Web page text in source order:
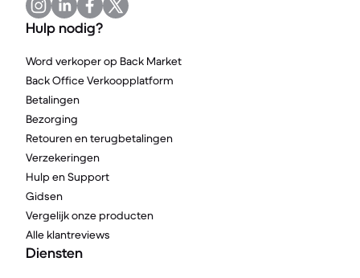
Hulp nodig?
Word verkoper op Back Market
Back Office Verkoopplatform
Betalingen
Bezorging
Retouren en terugbetalingen
Verzekeringen
Hulp en Support
Gidsen
Vergelijk onze producten
Alle klantreviews
Diensten